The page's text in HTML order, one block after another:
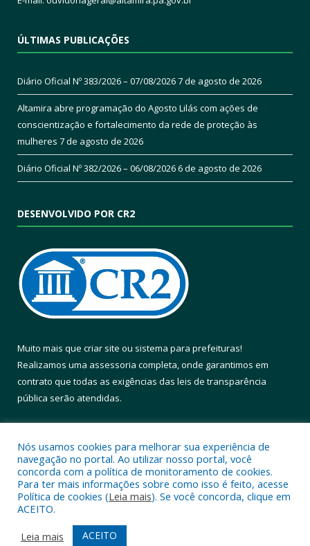
ÚLTIMAS PUBLICAÇÕES
Diário Oficial Nº 383/2026 – 07/08/20267 de agosto de 2026
Altamira abre programação do Agosto Lilás com ações de
conscientização e fortalecimento da rede de proteção às
mulheres 7 de agosto de 2026
Diário Oficial Nº 382/2026 – 06/08/20266 de agosto de 2026
DESENVOLVIDO POR CR2
Muito mais que criar site ou sistema para prefeituras!
Realizamos uma assessoria completa, onde garantimos em
contrato que todas as exigências das leis de transparência
pública serão atendidas.
Todos os direitos reservados a Prefeitura Municipal de Altamira.
Mapa do Site
Acessar Área Administrativa
Nós usamos cookies para melhorar sua experiência de
navegação no portal. Ao utilizar nosso portal, você
concorda com a política de monitoramento de cookies.
Para ter mais informações sobre como isso é feito, acesse
Política de cookies (Leia mais). Se você concorda, clique em
ACEITO.
Leia mais
ACEITO